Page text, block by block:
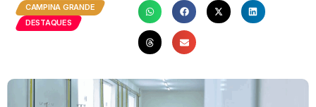
CAMPINA GRANDE
DESTAQUES